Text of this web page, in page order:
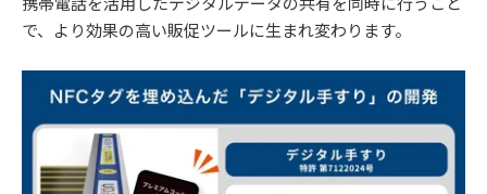
で、より効果の⾼い販促ツールに⽣まれ変わります。